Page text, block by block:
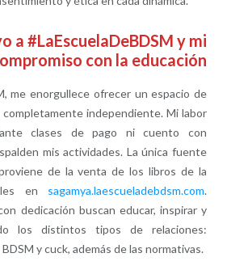
a #LaEscuelaDeBDSM y mi
con la educación
me enorgullece ofrecer un espacio de
independiente. Mi labor
clases de pago ni cuento con
mis actividades. La única fuente
de la venta de los libros de la
en sagamya.laescueladebdsm.com.
dedicación buscan educar, inspirar y
los distintos tipos de relaciones:
y cuck, además de las normativas.